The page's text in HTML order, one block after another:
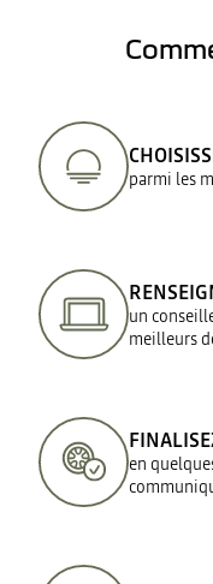
parmi les
un
meilleurs
en